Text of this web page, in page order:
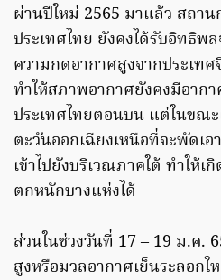
ผ่านปีใหม่ 2565 มาแล้ว สถา
ประเทศไทย ยังคงได้รับอิทธิพ
ความกดอากาศสูงจากประเท
ทำให้สภาพอากาศยังคงมีอาก
ประเทศไทยตอนบน แต่ในขณ
ตะวันออกเฉียงเหนือที่จะพัดเอ
เข้าไปยังบริเวณภาคใต้ ทำให้
ตกหนักบางแห่งได้
ส่วนในช่วงวันที่ 17 – 19 ม.ค.
สูงหรือมวลอากาศเย็นระลอก